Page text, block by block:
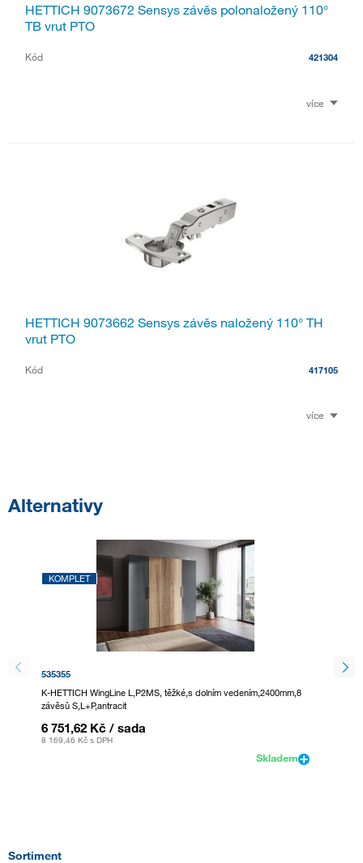
HETTICH 9073672 Sensys závěs polonaložený 110°
TB vrut PTO
Kód 421304
více
HETTICH 9073662 Sensys závěs naložený 110° TH
vrut PTO
Kód 417105
více
Alternativy
KOMPLET
535355
K-HETTICH WingLine L,P2MS, těžké,s dolním vedením,2400mm,8
závěsů S,L+P,antracit
6 751,62 Kč / sada
8 169,46 Kč s DPH
Skladem
535357
Sortiment